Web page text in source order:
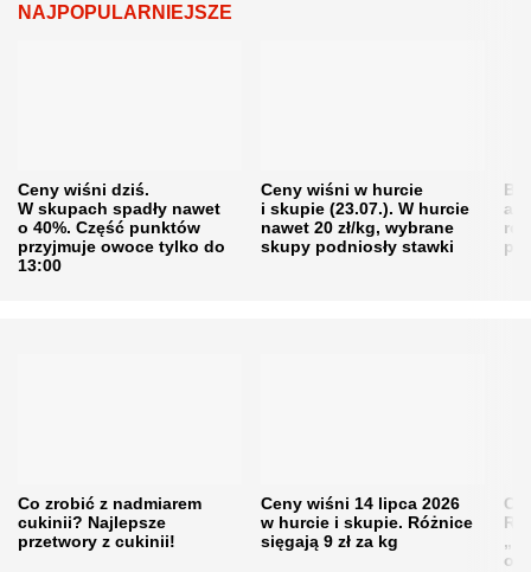
NAJPOPULARNIEJSZE
Ceny wiśni dziś.
W skupach spadły nawet
o 40%. Część punktów
przyjmuje owoce tylko do
13:00
Ceny wiśni w hurcie
i skupie (23.07.). W hurcie
nawet 20 zł/kg, wybrane
skupy podniosły stawki
Co zrobić z nadmiarem
cukinii? Najlepsze
przetwory z cukinii!
Ceny wiśni 14 lipca 2026
w hurcie i skupie. Różnice
sięgają 9 zł za kg